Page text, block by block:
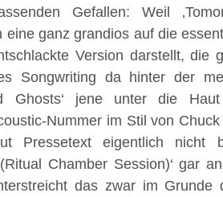
Gefallen: Weil
eine ganz grandios auf die
Version darstellt, die
Songwriting da hinter der
Ghosts‘ jene unter die
Nummer im Stil von
Pressetext eigentlich nicht
Chamber Session)‘ gar
das zwar im Grunde